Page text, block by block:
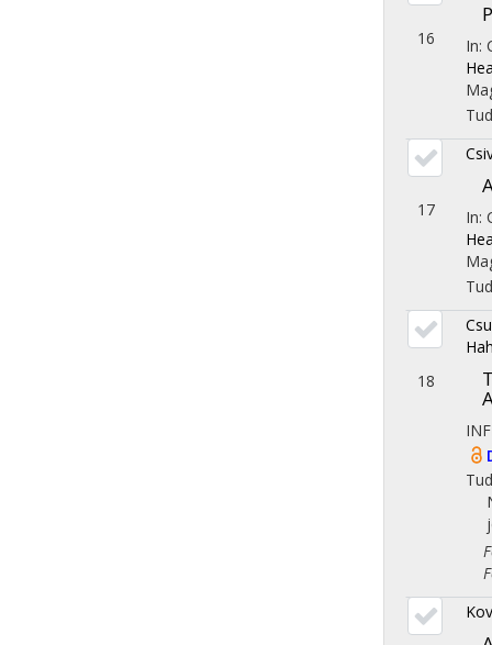
16 In:
17 In:
18